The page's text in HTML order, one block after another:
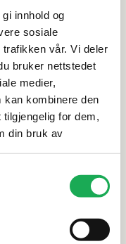
innhold og
sosiale
vår. Vi deler
bruker nettstedet
medier,
kan kombinere den
for dem,
din bruk av
GRAF
matt
BESLAG